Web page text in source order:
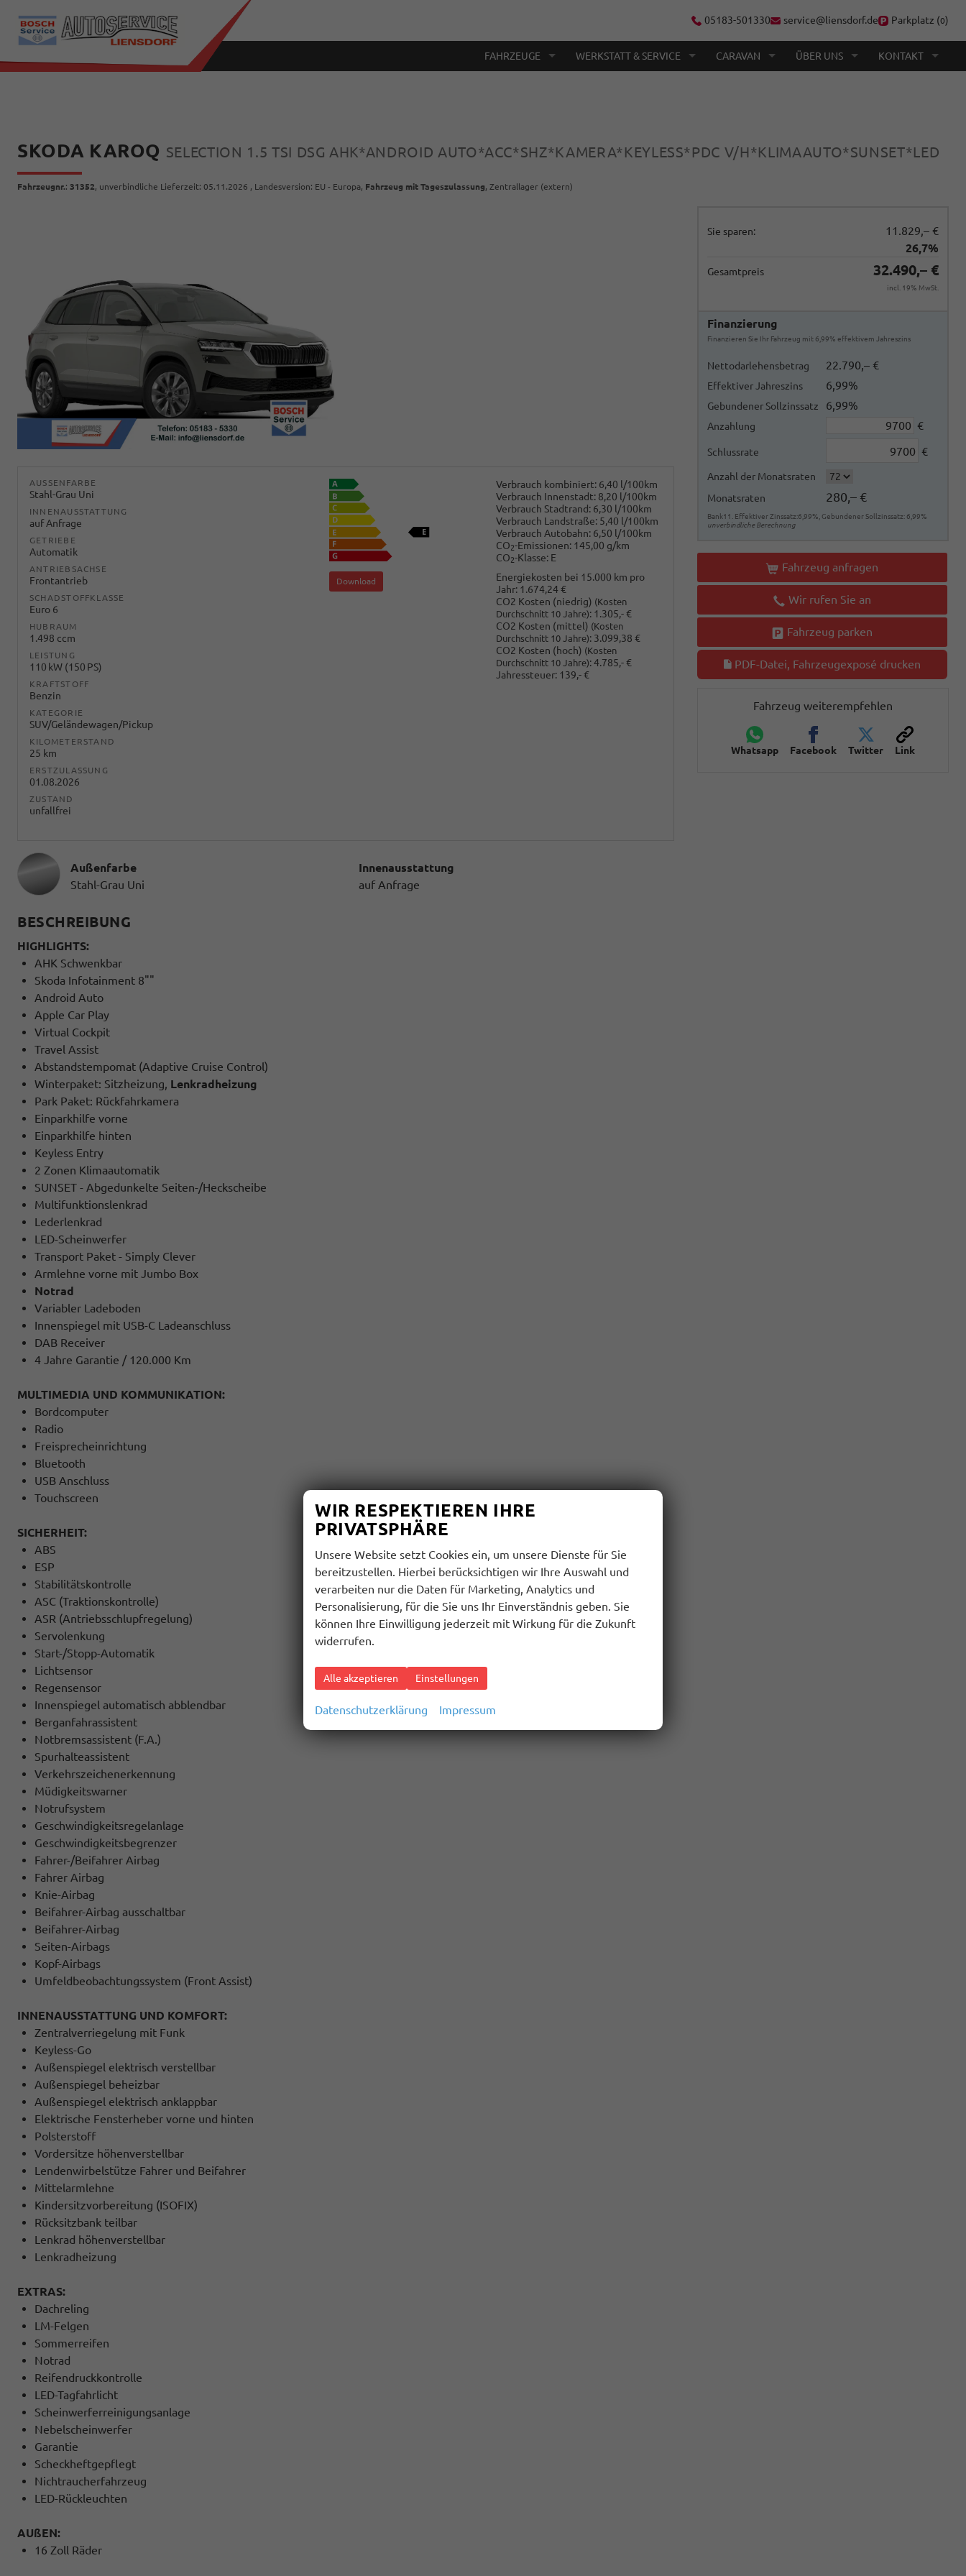
05183-501330 service@liensdorf.de Parkplatz (0)
FAHRZEUGE WERKSTATT & SERVICE CARAVAN ÜBER UNS KONTAKT
SKODA KAROQ SELECTION 1.5 TSI DSG AHK*ANDROID AUTO*ACC*SHZ*KAMERA*KEYLESS*PDC V/H*KLIMAAUTO*SUNSET*LED
Fahrzeugnr.: 31352, unverbindliche Lieferzeit: 05.11.2026 , Landesversion: EU - Europa, Fahrzeug mit Tageszulassung, Zentrallager (extern)
Sie sparen:
11.829,– €
26,7%
Gesamtpreis 32.490,– €
incl. 19% MwSt.
Finanzierung
Finanzieren Sie Ihr Fahrzeug mit 6,99% effektivem Jahreszins
Nettodarlehensbetrag 22.790,– €
Effektiver Jahreszins 6,99%
Gebundener Sollzinssatz 6,99%
Anzahlung €
Schlussrate €
Anzahl der Monatsraten
Monatsraten
280,– €
Bank11. Effektiver Zinssatz:6,99%, Gebundener Sollzinssatz: 6,99%
unverbindliche Berechnung
Fahrzeug anfragen
Wir rufen Sie an
Fahrzeug parken
PDF-Datei, Fahrzeugexposé drucken
Fahrzeug weiterempfehlen
Whatsapp Facebook Twitter Link
AUSSENFARBE
Stahl-Grau Uni
INNENAUSSTATTUNG
auf Anfrage
GETRIEBE
Automatik
ANTRIEBSACHSE
Frontantrieb
SCHADSTOFFKLASSE
Euro 6
HUBRAUM
1.498 ccm
LEISTUNG
110 kW (150 PS)
KRAFTSTOFF
Benzin
KATEGORIE
SUV/Geländewagen/Pickup
KILOMETERSTAND
25 km
ERSTZULASSUNG
01.08.2026
ZUSTAND
unfallfrei
Verbrauch kombiniert: 6,40 l/100km
Verbrauch Innenstadt: 8,20 l/100km
Verbrauch Stadtrand: 6,30 l/100km
Verbrauch Landstraße: 5,40 l/100km
Verbrauch Autobahn: 6,50 l/100km
CO2-Emissionen: 145,00 g/km
CO2-Klasse: E
Download
Energiekosten bei 15.000 km pro
Jahr: 1.674,24 €
CO2 Kosten (niedrig) (Kosten
Durchschnitt 10 Jahre): 1.305,- €
CO2 Kosten (mittel) (Kosten
Durchschnitt 10 Jahre): 3.099,38 €
CO2 Kosten (hoch) (Kosten
Durchschnitt 10 Jahre): 4.785,- €
Jahressteuer: 139,- €
Außenfarbe
Stahl-Grau Uni
Innenausstattung
auf Anfrage
BESCHREIBUNG
HIGHLIGHTS:
AHK Schwenkbar
Skoda Infotainment 8""
Android Auto
Apple Car Play
Virtual Cockpit
Travel Assist
Abstandstempomat (Adaptive Cruise Control)
Winterpaket: Sitzheizung, Lenkradheizung
Park Paket: Rückfahrkamera
Einparkhilfe vorne
Einparkhilfe hinten
Keyless Entry
2 Zonen Klimaautomatik
SUNSET - Abgedunkelte Seiten-/Heckscheibe
Multifunktionslenkrad
Lederlenkrad
LED-Scheinwerfer
Transport Paket - Simply Clever
Armlehne vorne mit Jumbo Box
Notrad
Variabler Ladeboden
Innenspiegel mit USB-C Ladeanschluss
DAB Receiver
4 Jahre Garantie / 120.000 Km
MULTIMEDIA UND KOMMUNIKATION:
Bordcomputer
Radio
Freisprecheinrichtung
Bluetooth
USB Anschluss
Touchscreen
SICHERHEIT:
ABS
ESP
Stabilitätskontrolle
ASC (Traktionskontrolle)
ASR (Antriebsschlupfregelung)
Servolenkung
Start-/Stopp-Automatik
Lichtsensor
Regensensor
Innenspiegel automatisch abblendbar
Berganfahrassistent
Notbremsassistent (F.A.)
Spurhalteassistent
Verkehrszeichenerkennung
Müdigkeitswarner
Notrufsystem
Geschwindigkeitsregelanlage
Geschwindigkeitsbegrenzer
Fahrer-/Beifahrer Airbag
Fahrer Airbag
Knie-Airbag
Beifahrer-Airbag ausschaltbar
Beifahrer-Airbag
Seiten-Airbags
Kopf-Airbags
Umfeldbeobachtungssystem (Front Assist)
INNENAUSSTATTUNG UND KOMFORT:
Zentralverriegelung mit Funk
Keyless-Go
Außenspiegel elektrisch verstellbar
Außenspiegel beheizbar
Außenspiegel elektrisch anklappbar
Elektrische Fensterheber vorne und hinten
Polsterstoff
Vordersitze höhenverstellbar
Lendenwirbelstütze Fahrer und Beifahrer
Mittelarmlehne
Kindersitzvorbereitung (ISOFIX)
Rücksitzbank teilbar
Lenkrad höhenverstellbar
Lenkradheizung
EXTRAS:
Dachreling
LM-Felgen
Sommerreifen
Notrad
Reifendruckkontrolle
LED-Tagfahrlicht
Scheinwerferreinigungsanlage
Nebelscheinwerfer
Garantie
Scheckheftgepflegt
Nichtraucherfahrzeug
LED-Rückleuchten
AUßEN:
16 Zoll Räder
WIR RESPEKTIEREN IHRE
PRIVATSPHÄRE
Unsere Website setzt Cookies ein, um unsere Dienste für Sie
bereitzustellen. Hierbei berücksichtigen wir Ihre Auswahl und
verarbeiten nur die Daten für Marketing, Analytics und
Personalisierung, für die Sie uns Ihr Einverständnis geben. Sie
können Ihre Einwilligung jederzeit mit Wirkung für die Zukunft
widerrufen.
Alle akzeptieren Einstellungen
Datenschutzerklärung Impressum